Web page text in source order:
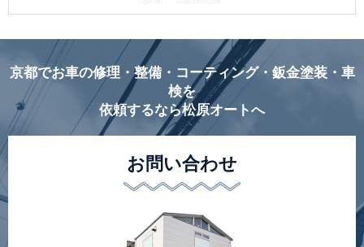
京都でお車の修理・整備・コーティング・鈑金塗装・車
検を
依頼するなら松原オートへ
お問い合わせ